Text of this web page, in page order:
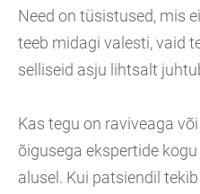
Need on tüsistused, mis
teeb midagi valesti, vaid
selliseid asju lihtsalt
Kas tegu on raviveaga
õigusega ekspertide
alusel. Kui patsiendil